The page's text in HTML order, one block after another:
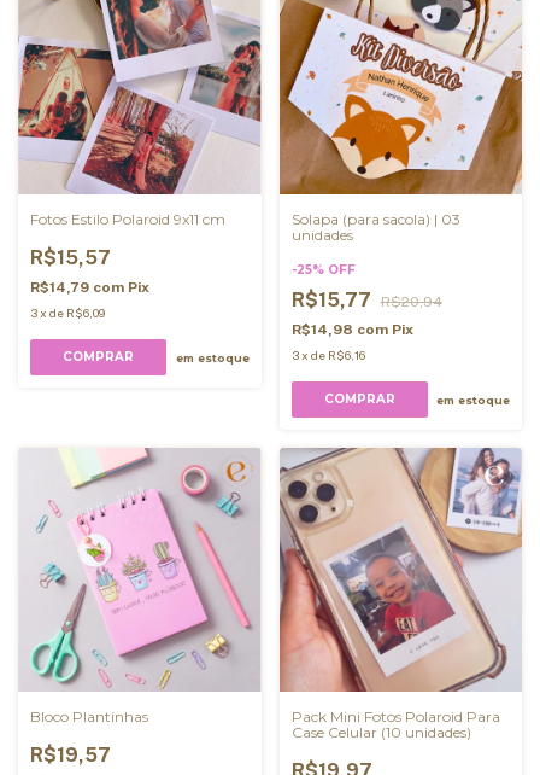
Fotos Estilo Polaroid 9x11 cm
R$15,57
R$14,79 com Pix
3x de R$6,09
COMPRAR em estoque
Solapa (para sacola) | 03
unidades
-25% OFF
R$15,77
R$20,94
R$14,98 com Pix
3 x de R$6,16
em estoque
Bloco Plantinhas
R$19,57
Pack Mini Fotos Polaroid Para
Case Celular (10 unidades)
R$19,97